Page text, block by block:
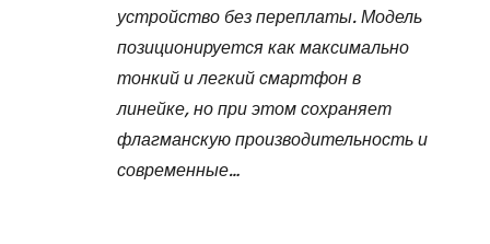
устройство без переплаты. Модель
позиционируется как максимально
тонкий и легкий смартфон в
линейке, но при этом сохраняет
флагманскую производительность и
современные…